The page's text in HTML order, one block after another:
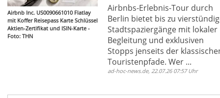
Airbnb Inc. US0090661010 Flatlay
mit Koffer Reisepass Karte Schlüssel
Aktien-Zertifikat und ISIN-Karte -
Foto: THN
Airbnbs-Erlebnis-Tour durch
Berlin bietet bis zu
Stadtspaziergänge mit lokaler
Begleitung und exklusiven
Stopps jenseits der
Touristenpfade. Wer ...
ad-hoc-news.de, 22.07.26 07:57 Uhr